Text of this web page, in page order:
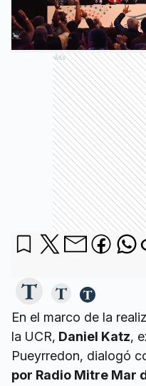
Ads
En el marco de la
la UCR, Daniel Katz,
Pueyrredon, dialogó
por Radio Mitre Mar